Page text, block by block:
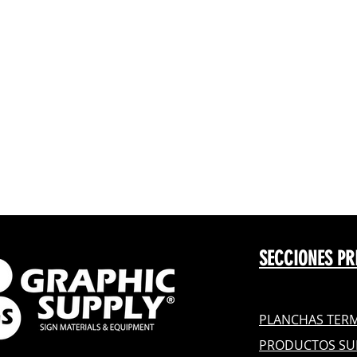
SECCIONES
PLANCHAS
PRODUCTOS